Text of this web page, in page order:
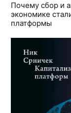
Почему сбор и
экономике
платформы